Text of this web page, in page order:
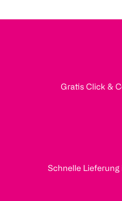
Gratis Click &
Schnelle Lieferung